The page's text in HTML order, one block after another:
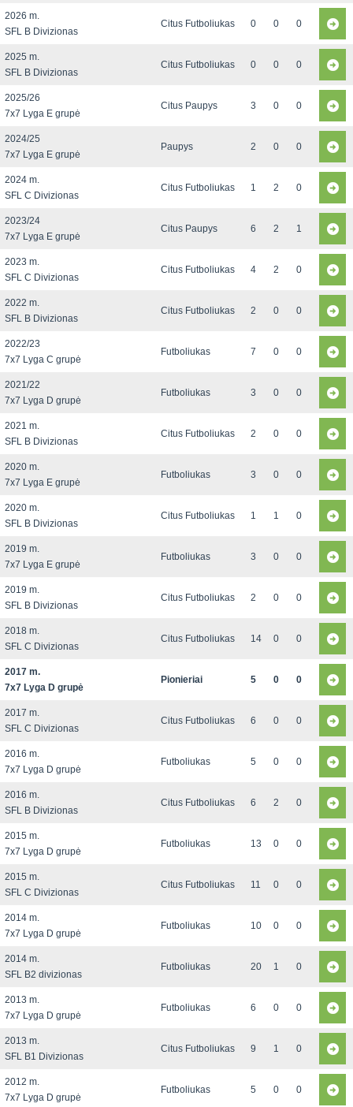
2026 m.
SFL B Divizionas
Citus Futboliukas 0 0 0
2025 m.
SFL B Divizionas
Citus Futboliukas 0 0 0
2025/26
7x7 Lyga E grupė
Citus Paupys 3 0 0
2024/25
7x7 Lyga E grupė
Paupys 2 0 0
2024 m.
SFL C Divizionas
Citus Futboliukas 1 2 0
2023/24
7x7 Lyga E grupė
Citus Paupys 6 2 1
2023 m.
SFL C Divizionas
Citus Futboliukas 4 2 0
2022 m.
SFL B Divizionas
Citus Futboliukas 2 0 0
2022/23
7x7 Lyga C grupė
Futboliukas 7 0 0
2021/22
7x7 Lyga D grupė
Futboliukas 3 0 0
2021 m.
SFL B Divizionas
Citus Futboliukas 2 0 0
2020 m.
7x7 Lyga E grupė
Futboliukas 3 0 0
2020 m.
SFL B Divizionas
Citus Futboliukas 1 1 0
2019 m.
7x7 Lyga E grupė
Futboliukas 3 0 0
2019 m.
SFL B Divizionas
Citus Futboliukas 2 0 0
2018 m.
SFL C Divizionas
Citus Futboliukas 14 0 0
2017 m.
7x7 Lyga D grupė
Pionieriai 5 0 0
2017 m.
SFL C Divizionas
Citus Futboliukas 6 0 0
2016 m.
7x7 Lyga D grupė
Futboliukas 5 0 0
2016 m.
SFL B Divizionas
Citus Futboliukas 6 2 0
2015 m.
7x7 Lyga D grupė
Futboliukas 13 0 0
2015 m.
SFL C Divizionas
Citus Futboliukas 11 0 0
2014 m.
7x7 Lyga D grupė
Futboliukas 10 0 0
2014 m.
SFL B2 divizionas
Futboliukas 20 1 0
2013 m.
7x7 Lyga D grupė
Futboliukas 6 0 0
2013 m.
SFL B1 Divizionas
Citus Futboliukas 9 1 0
2012 m.
7x7 Lyga D grupė
Futboliukas 5 0 0